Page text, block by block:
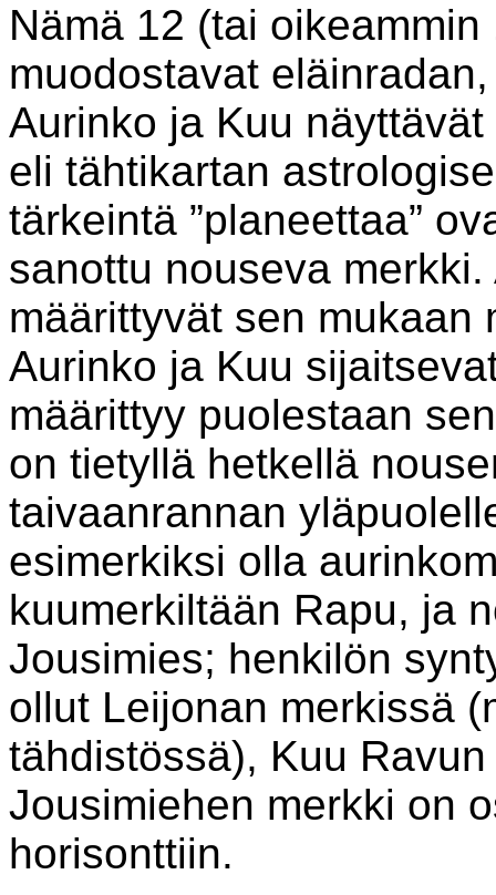
Nämä 12 (tai
muodostavat
Aurinko ja Kuu
eli tähtikartan
tärkeintä ”planeettaa”
sanottu nouseva
määrittyvät sen mukaan
Aurinko ja Kuu
määrittyy puolestaan
on tietyllä hetkellä
taivaanrannan
esimerkiksi olla
kuumerkiltään Rapu, ja
Jousimies; henkilön
ollut Leijonan merkissä
tähdistössä), Kuu
Jousimiehen merkki on
horisonttiin.